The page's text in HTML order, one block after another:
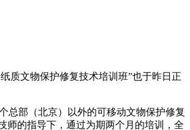
质文物保护修复技术培训班”也于昨日正
部（北京）以外的可移动文物保护修复
师的指导下，通过为期两个月的培训，全